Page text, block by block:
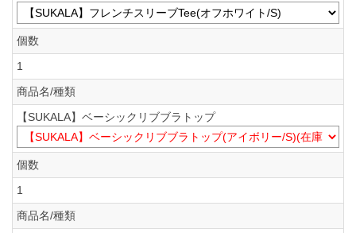
個数
1
商品名/種類
【SUKALA】ベーシックリブブラトップ
個数
1
商品名/種類